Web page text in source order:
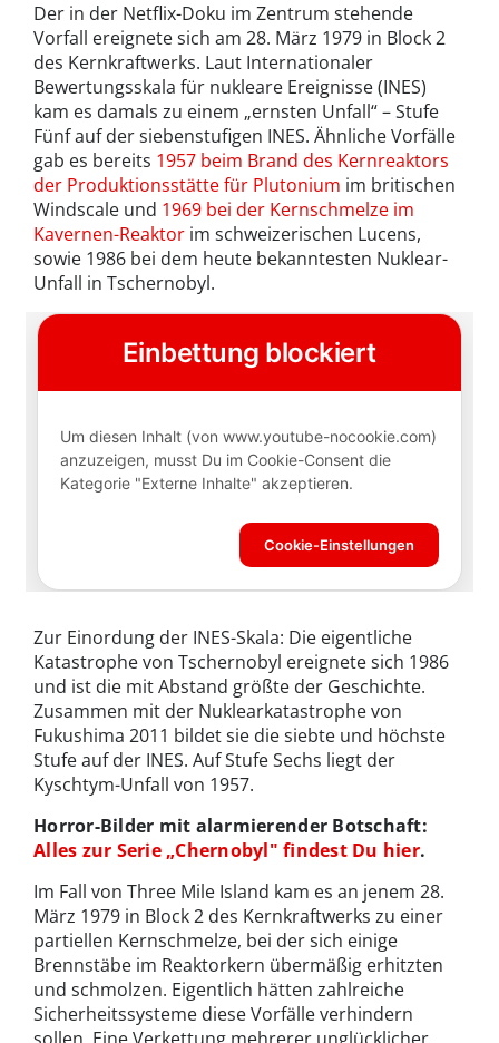
Der in der Netflix-Doku im Zentrum stehende
Vorfall ereignete sich am 28. März 1979 in Block 2
des Kernkraftwerks. Laut Internationaler
Bewertungsskala für nukleare Ereignisse (INES)
kam es damals zu einem „ernsten Unfall“ – Stufe
Fünf auf der siebenstufigen INES. Ähnliche Vorfälle
gab es bereits 1957 beim Brand des Kernreaktors
der Produktionsstätte für Plutonium im britischen
Windscale und 1969 bei der Kernschmelze im
Kavernen-Reaktor im schweizerischen Lucens,
sowie 1986 bei dem heute bekanntesten Nuklear-
Unfall in Tschernobyl.
Zur Einordung der INES-Skala: Die eigentliche
Katastrophe von Tschernobyl ereignete sich 1986
und ist die mit Abstand größte der Geschichte.
Zusammen mit der Nuklearkatastrophe von
Fukushima 2011 bildet sie die siebte und höchste
Stufe auf der INES. Auf Stufe Sechs liegt der
Kyschtym-Unfall von 1957.
Horror-Bilder mit alarmierender Botschaft:
Alles zur Serie „Chernobyl" findest Du hier.
Im Fall von Three Mile Island kam es an jenem 28.
März 1979 in Block 2 des Kernkraftwerks zu einer
partiellen Kernschmelze, bei der sich einige
Brennstäbe im Reaktorkern übermäßig erhitzten
und schmolzen. Eigentlich hätten zahlreiche
Sicherheitssysteme diese Vorfälle verhindern